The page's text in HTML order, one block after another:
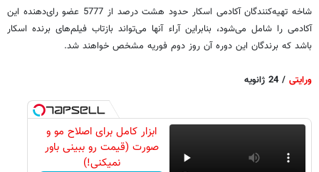
شاخه تهیه‌کنندگان آکادمی اسکار حدود هشت درصد از 5777 عضو رای‌دهنده این
آکادمی را شامل می‌شود، بنابراین آراء آنها می‌تواند بازتاب فیلم‌های برنده اسکار
باشد که برندگان این دوره آن روز دوم فوریه مشخص خواهند شد.
ورایتی / 24 ژانویه
ابزار کامل برای اصلاح مو و
صورت (قیمت رو ببینی باور
نمیکنی!)